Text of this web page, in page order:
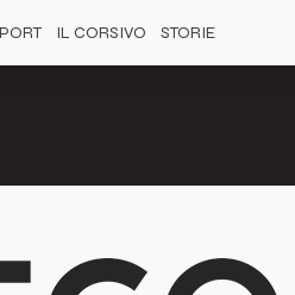
IL CORSIVO STORIE